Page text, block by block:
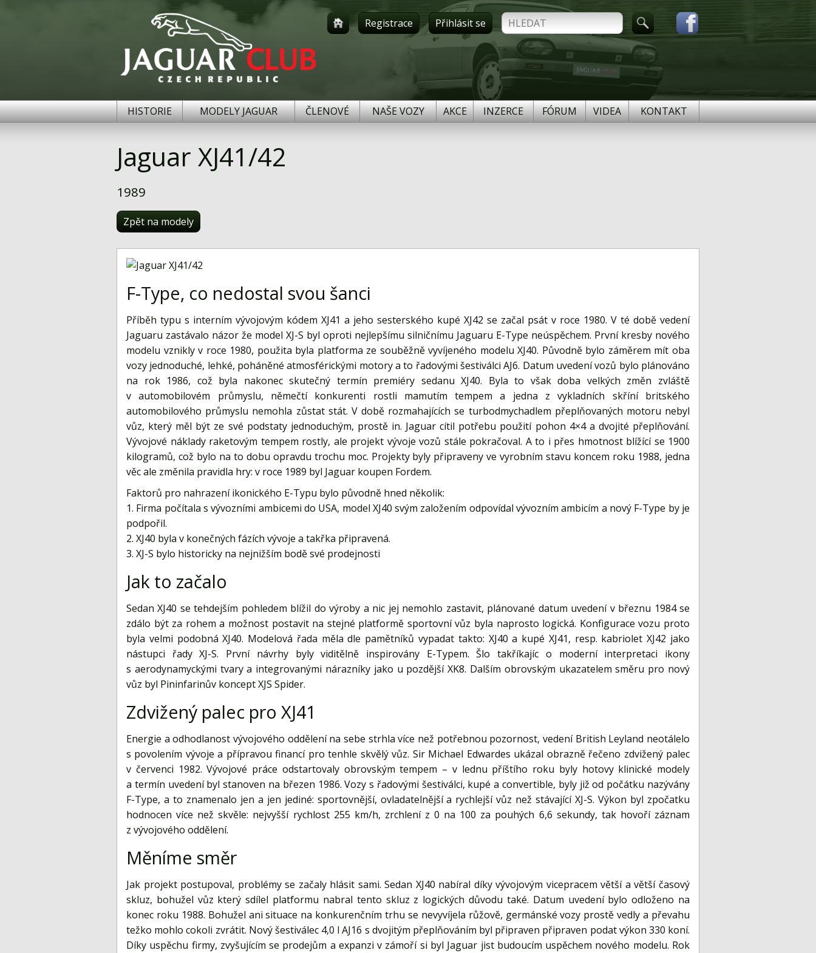
Registrace Přihlásit se
HISTORIE MODELY JAGUAR ČLENOVÉ NAŠE VOZY AKCE INZERCE FÓRUM VIDEA KONTAKT
Jaguar XJ41/42
1989
Zpět na modely
F-Type, co nedostal svou šanci
Příběh typu s interním vývojovým kódem XJ41 a jeho sesterského kupé XJ42 se začal psát v roce 1980. V té době vedení
Jaguaru zastávalo názor že model XJ-S byl oproti nejlepšímu silničnímu Jaguaru E-Type neúspěchem. První kresby nového
modelu vznikly v roce 1980, použita byla platforma ze souběžně vyvíjeného modelu XJ40. Původně bylo záměrem mít oba
vozy jednoduché, lehké, poháněné atmosférickými motory a to řadovými šestiválci AJ6. Datum uvedení vozů bylo plánováno
na rok 1986, což byla nakonec skutečný termín premiéry sedanu XJ40. Byla to však doba velkých změn zvláště
v automobilovém průmyslu, němečtí konkurenti rostli mamutím tempem a jedna z vykladních skříní britského
automobilového průmyslu nemohla zůstat stát. V době rozmahajících se turbodmychadlem přeplňovaných motoru nebyl
vůz, který měl být ze své podstaty jednoduchým, prostě in. Jaguar cítil potřebu použití pohon 4×4 a dvojité přeplňování.
Vývojové náklady raketovým tempem rostly, ale projekt vývoje vozů stále pokračoval. A to i přes hmotnost blížící se 1900
kilogramů, což bylo na to dobu opravdu trochu moc. Projekty byly připraveny ve vyrobním stavu koncem roku 1988, jedna
věc ale změnila pravidla hry: v roce 1989 byl Jaguar koupen Fordem.
Faktorů pro nahrazení ikonického E-Typu bylo původně hned několik:
1. Firma počítala s vývozními ambicemi do USA, model XJ40 svým založením odpovídal vývozním ambicím a nový F-Type by je
podpořil.
2. XJ40 byla v konečných fázích vývoje a takřka připravená.
3. XJ-S bylo historicky na nejnižším bodě své prodejnosti
Jak to začalo
Sedan XJ40 se tehdejším pohledem blížil do výroby a nic jej nemohlo zastavit, plánované datum uvedení v březnu 1984 se
zdálo být za rohem a možnost postavit na stejné platformě sportovní vůz byla naprosto logická. Konfigurace vozu proto
byla velmi podobná XJ40. Modelová řada měla dle pamětníků vypadat takto: XJ40 a kupé XJ41, resp. kabriolet XJ42 jako
nástupci řady XJ-S. První návrhy byly viditělně inspirovány E-Typem. Šlo takříkajíc o moderní interpretaci ikony
s aerodynamyckými tvary a integrovanými nárazníky jako u pozdější XK8. Dalším obrovským ukazatelem směru pro nový
vůz byl Pininfarinův koncept XJS Spider.
Zdvižený palec pro XJ41
Energie a odhodlanost vývojového oddělení na sebe strhla více než potřebnou pozornost, vedení British Leyland neotálelo
s povolením vývoje a přípravou financí pro tenhle skvělý vůz. Sir Michael Edwardes ukázal obrazně řečeno zdvižený palec
v červenci 1982. Vývojové práce odstartovaly obrovským tempem – v lednu příštího roku byly hotovy klinické modely
a termín uvedení byl stanoven na březen 1986. Vozy s řadovými šestiválci, kupé a convertible, byly již od počátku nazývány
F-Type, a to znamenalo jen a jen jediné: sportovnější, ovladatelnější a rychlejší vůz než stávající XJ-S. Výkon byl zpočatku
hodnocen více než skvěle: nejvyšší rychlost 255 km/h, zrchlení z 0 na 100 za pouhých 6,6 sekundy, tak hovoří záznam
z vývojového oddělení.
Měníme směr
Jak projekt postupoval, problémy se začaly hlásit sami. Sedan XJ40 nabíral díky vývojovým vicepracem větší a větší časový
skluz, bohužel vůz který sdílel platformu nabral tento skluz z logických důvodu také. Datum uvedení bylo odloženo na
konec roku 1988. Bohužel ani situace na konkurenčním trhu se nevyvíjela růžově, germánské vozy prostě vedly a převahu
težko mohlo cokoli zvrátit. Nový šestiválec 4,0 l AJ16 s dvojitým přeplňováním byl připraven připraven podat výkon 330 koní.
Díky uspěchu firmy, zvyšujícím se prodejům a expanzi v zámoří si byl Jaguar jist budoucím uspěchem nového modelu. Rok